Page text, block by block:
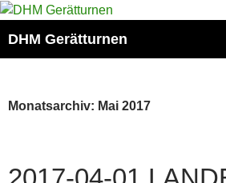
Zum
springen
DHM Gerätturnen
Monatsarchiv: Mai 2017